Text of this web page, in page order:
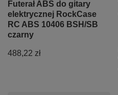
Futerał ABS do gitary
elektrycznej RockCase
RC ABS 10406 BSH/SB
czarny
488,22 zł